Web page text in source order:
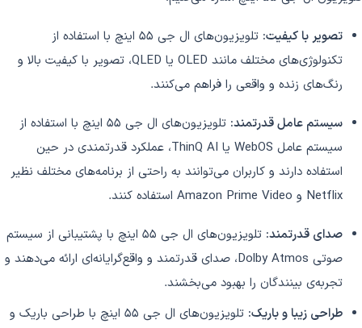
تصویر با کیفیت:
تلویزیون‌های ال جی 55 اینچ با استفاده از
تکنولوژی‌های مختلف مانند OLED یا QLED، تصویر با کیفیت بالا و
رنگ‌های زنده و واقعی را فراهم می‌کنند.
سیستم عامل قدرتمند:
تلویزیون‌های ال جی 55 اینچ با استفاده از
سیستم عامل WebOS یا ThinQ AI، عملکرد قدرتمندی در حین
استفاده دارند و کاربران می‌توانند به راحتی از برنامه‌های مختلف نظیر
Netflix و Amazon Prime Video استفاده کنند.
صدای قدرتمند:
تلویزیون‌های ال جی 55 اینچ با پشتیبانی از سیستم
صوتی Dolby Atmos، صدای قدرتمند و واقع‌گرایانه‌ای ارائه می‌دهند و
تجربه‌ی بینندگان را بهبود می‌بخشند.
طراحی زیبا و باریک:
تلویزیون‌های ال جی 55 اینچ با طراحی باریک و